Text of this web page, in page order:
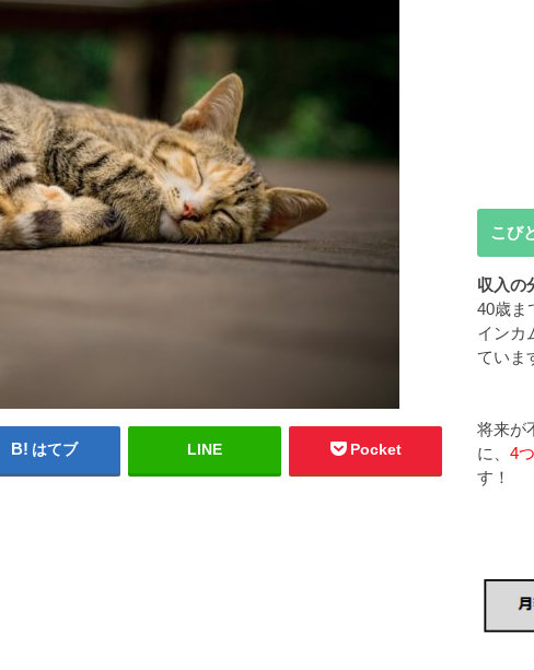
はてブ LINE Pocket
こび
収入の
40歳ま
インカ
ていま
将来が
に、 4
す！